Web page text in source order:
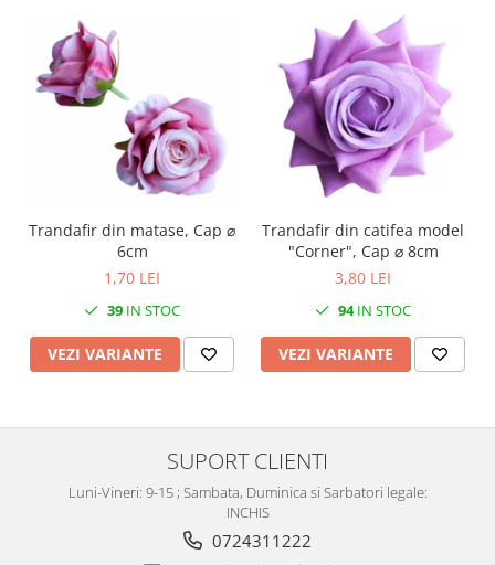
Trandafir din matase, Cap ⌀
6cm
1,70 LEI
39 IN STOC
VEZI VARIANTE
Trandafir din catifea model
"Corner", Cap ⌀ 8cm
3,80 LEI
94IN STOC
VEZI VARIANTE
SUPORT CLIENTI
Luni-Vineri: 9-15 ; Sambata, Duminica si Sarbatori legale:
INCHIS
0724311222